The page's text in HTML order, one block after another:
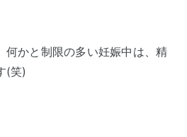
何かと制限の多い妊娠中は、精
(笑)